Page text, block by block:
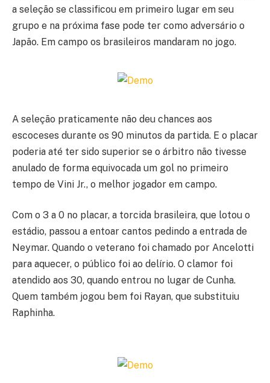
a seleção se classificou em primeiro lugar em seu
grupo e na próxima fase pode ter como adversário o
Japão. Em campo os brasileiros mandaram no jogo.
A seleção praticamente não deu chances aos
escoceses durante os 90 minutos da partida. E o placar
poderia até ter sido superior se o árbitro não tivesse
anulado de forma equivocada um gol no primeiro
tempo de Vini Jr., o melhor jogador em campo.
Com o 3 a 0 no placar, a torcida brasileira, que lotou o
estádio, passou a entoar cantos pedindo a entrada de
Neymar. Quando o veterano foi chamado por Ancelotti
para aquecer, o público foi ao delírio. O clamor foi
atendido aos 30, quando entrou no lugar de Cunha.
Quem também jogou bem foi Rayan, que substituiu
Raphinha.